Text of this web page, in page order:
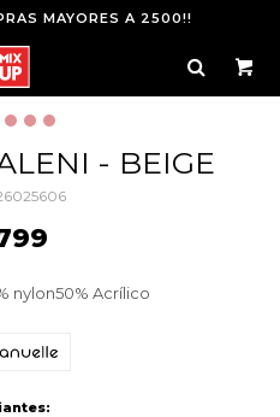
MAYORES A 2500!!
- BEIGE
nylon50% Acrílico